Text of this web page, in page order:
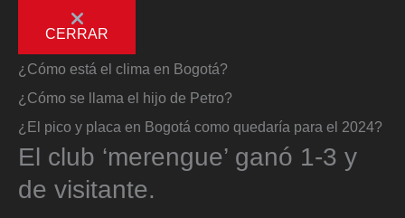
CERRAR
¿Cómo está el clima en Bogotá?
¿Cómo se llama el hijo de Petro?
¿El pico y placa en Bogotá como quedaría para el 2024?
El club ‘merengue’ ganó 1-3 y
de visitante.